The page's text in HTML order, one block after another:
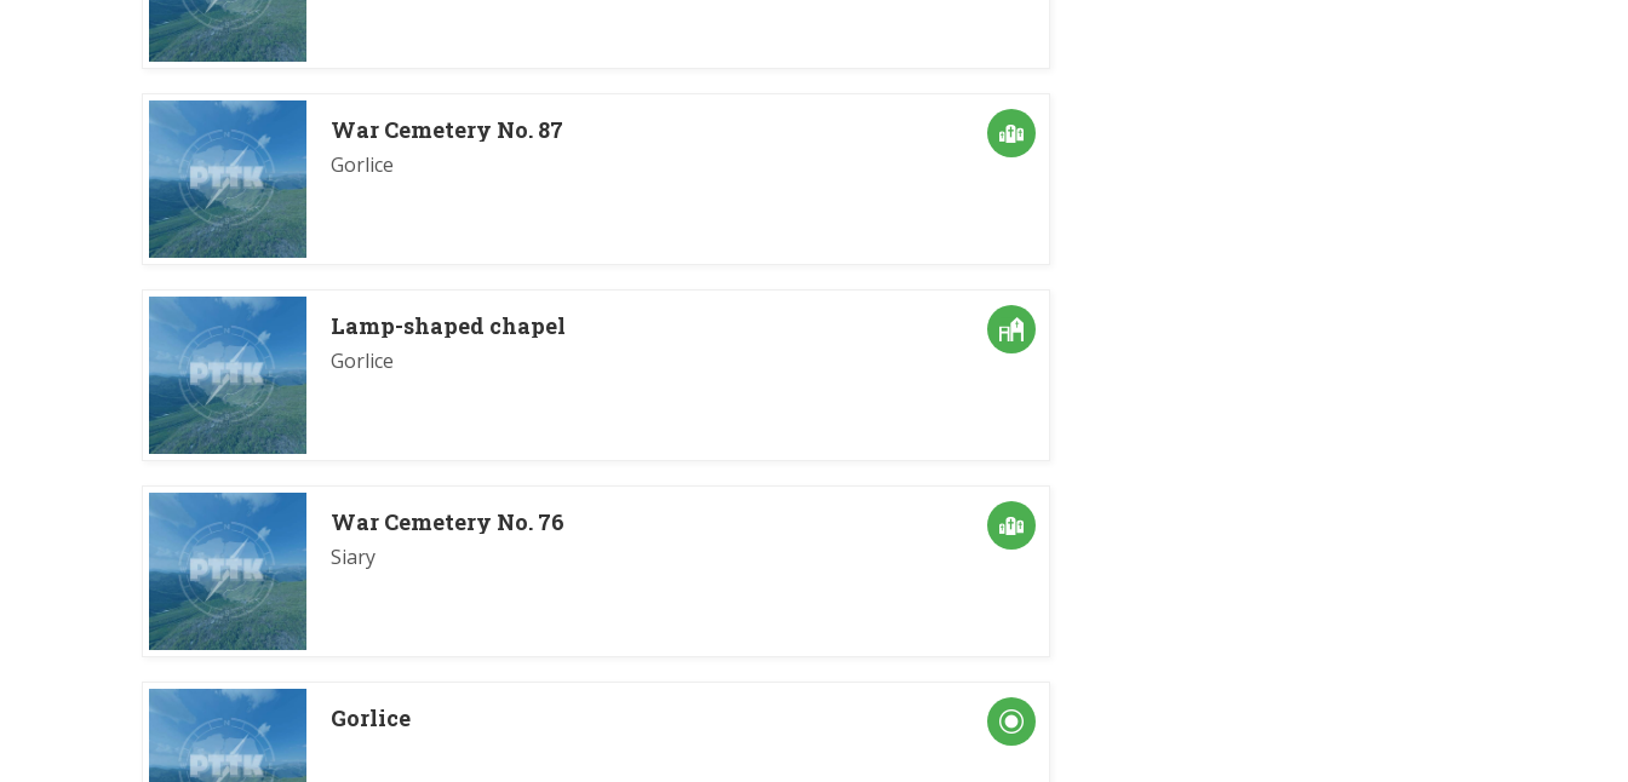
War Cemetery No. 87
Gorlice
Lamp-shaped chapel
Gorlice
War Cemetery No. 76
Siary
Gorlice